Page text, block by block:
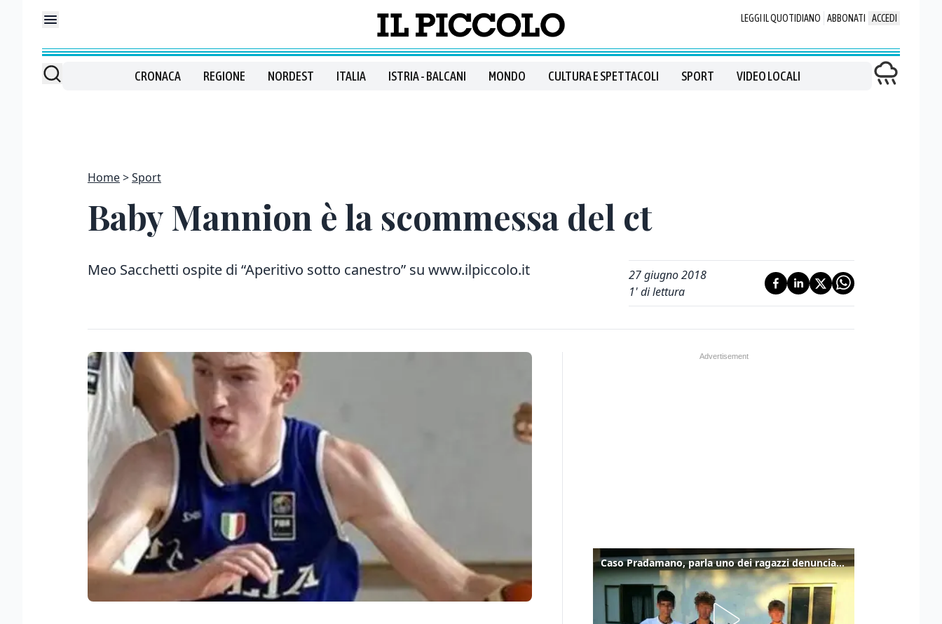
LEGGI IL QUOTIDIANO ABBONATI ACCEDI
CRONACA REGIONE NORDEST ITALIA ISTRIA - BALCANI MONDO CULTURA E SPETTACOLI SPORT VIDEO LOCALI
Home Sport
Baby Mannion è la scommessa del ct
Meo Sacchetti ospite di “Aperitivo sotto canestro” su www.ilpiccolo.it
27 giugno 2018
1' di lettura
Caso Pradamano, parla uno dei ragazzi denunciati per la limonata: "Volevo anche aiutare i miei"